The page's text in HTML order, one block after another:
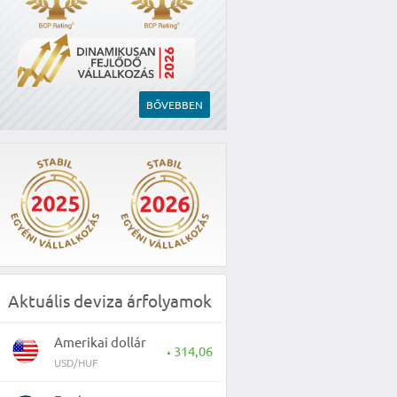
BŐVEBBEN
Aktuális deviza árfolyamok
Amerikai dollár
USD/HUF
▲ 314,06